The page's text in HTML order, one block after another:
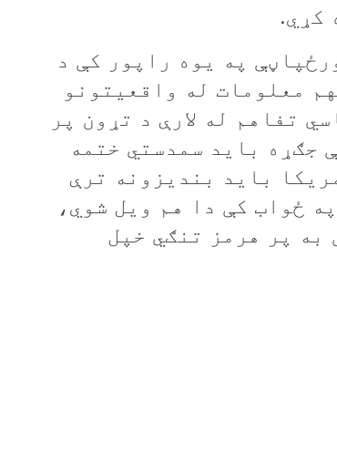
کړي.
په يوه راپور کې د
معلومات له واقعيتونو
تفاهم له لارې د تړون پر
جګړه بايد سمدستي ختمه
بايد بنديزونه ترې
ځواب کې دا هم ويل شوي،
به پر هرمز تنګي خپل